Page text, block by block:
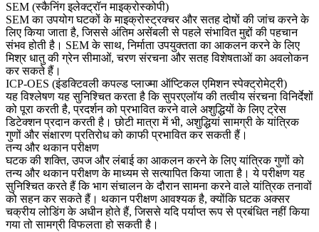
SEM (स्कैनिंग इलेक्ट्रॉन माइक्रोस्कोपी)
SEMका उपयोग घटकों के माइक्रोस्ट्रक्चर और सतह दोषों की जांच करने के
लिए किया जाता है, जिससे अंतिम असेंबली से पहले संभावित मुद्दों की पहचान
संभव होती है। SEM के साथ, निर्माता उपयुक्तता का आकलन करने के लिए
मिश्र धातु की ग्रेन सीमाओं,चरण संरचना और सतह विशेषताओं का अवलोकन
कर सकते हैं।
ICP-OES (इंडक्टिवली कपल्ड प्लाज्मा ऑप्टिकल एमिशन स्पेक्ट्रोमेट्री)
यह विश्लेषण यह सुनिश्चित करता है कि सुपरएलॉय कीतत्वीय संरचनाविनिर्देशों
को पूरा करती है, प्रदर्शन को प्रभावित करने वाले अशुद्धियों के लिए ट्रेस
डिटेक्शनप्रदान करती है। छोटी मात्रा में भी, अशुद्धियांसामग्री के यांत्रिक
गुणों औरसंक्षारण प्रतिरोधको काफी प्रभावित कर सकती हैं।
तन्य और थकान परीक्षण
घटक की शक्ति, उपज और लंबाई का आकलन करने के लिए यांत्रिक गुणों को
तन्य औरथकान परीक्षणके माध्यम से सत्यापित किया जाता है। ये परीक्षण यह
सुनिश्चित करते हैं कि भाग संचालन के दौरान सामना करने वाले यांत्रिक तनावों
को सहन कर सकते हैं। थकान परीक्षण आवश्यक है, क्योंकि घटक अक्सर
चक्रीय लोडिंग के अधीन होते हैं, जिससे यदि पर्याप्त रूप से प्रबंधित नहीं किया
गया तो सामग्री विफलता हो सकती है।